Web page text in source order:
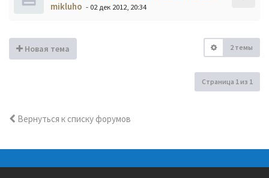
mikluho - 02 дек 2012, 20:34
Новая тема 2 темы
Страница 1из 1
Вернуться к списку форумов